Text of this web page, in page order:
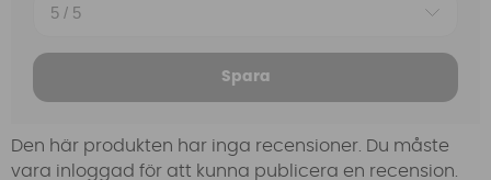
Spara
Den här produkten har inga recensioner. Du måste
vara inloggad för att kunna publicera en recension.